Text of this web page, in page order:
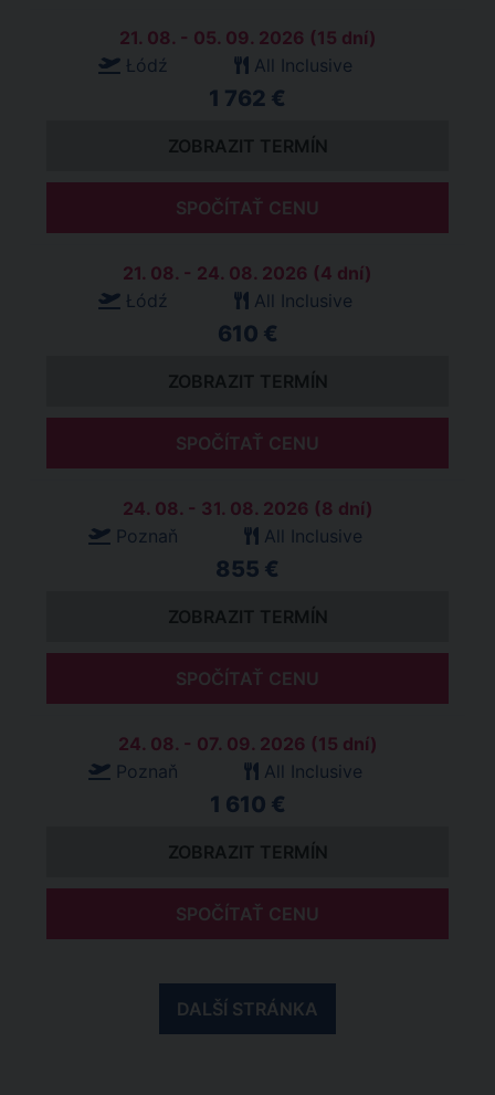
21. 08. - 05. 09. 2026 (15 dní)
Łódź
All Inclusive
1 762 €
ZOBRAZIT TERMÍN
SPOČÍTAŤ CENU
21. 08. - 24. 08. 2026 (4 dní)
Łódź
All Inclusive
610 €
ZOBRAZIT TERMÍN
SPOČÍTAŤ CENU
24. 08. - 31. 08. 2026 (8 dní)
Poznaň
All Inclusive
855 €
ZOBRAZIT TERMÍN
SPOČÍTAŤ CENU
24. 08. - 07. 09. 2026 (15 dní)
Poznaň
All Inclusive
1 610 €
ZOBRAZIT TERMÍN
SPOČÍTAŤ CENU
DALŠÍ STRÁNKA